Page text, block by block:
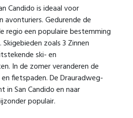
Candido is ideaal voor
avonturiers. Gedurende de
regio een populaire bestemming
zoals 3 Zinnen
ski- en
In de zomer veranderen de
fietspaden. De Drauradweg-
in San Candido en naar
populair.